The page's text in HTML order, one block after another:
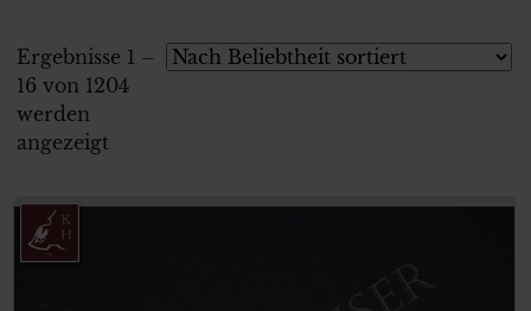
Ergebnisse 1 –
16 von 1204
werden
angezeigt